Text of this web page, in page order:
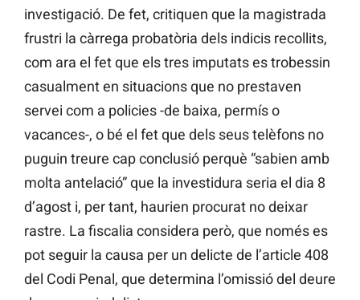
investigació. De fet, critiquen que la magistrada
frustri la càrrega probatòria dels indicis recollits,
com ara el fet que els tres imputats es trobessin
casualment en situacions que no prestaven
servei com a policies -de baixa, permís o
vacances-, o bé el fet que dels seus telèfons no
puguin treure cap conclusió perquè “sabien amb
molta antelació” que la investidura seria el dia 8
d’agost i, per tant, haurien procurat no deixar
rastre. La fiscalia considera però, que només es
pot seguir la causa per un delicte de l’article 408
del Codi Penal, que determina l’omissió del deure